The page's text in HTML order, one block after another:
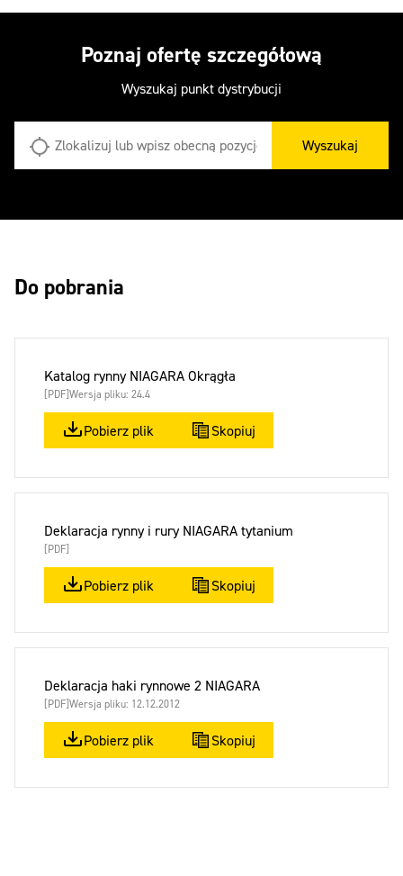
Poznaj ofertę szczegółową
Wyszukaj punkt dystrybucji
Wyszukaj
Do pobrania
Katalog rynny NIAGARA Okrągła
[PDF]Wersja pliku: 24.4
Pobierz plik Skopiuj
Deklaracja rynny i rury NIAGARA tytanium
[PDF]
Pobierz plik Skopiuj
Deklaracja haki rynnowe 2 NIAGARA
[PDF]Wersja pliku: 12.12.2012
Pobierz plik Skopiuj